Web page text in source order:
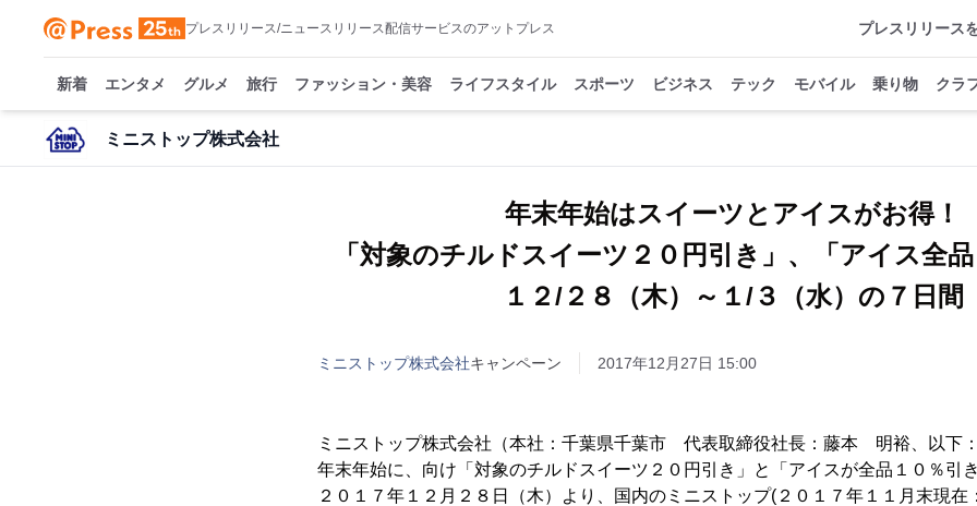
プレスリリース/ニュースリリース配信サービスのアットプレス プレスリリース
新着 エンタメ グルメ 旅行 ファッション・美容 ライフスタイル スポーツ ビジネス テック モバイル 乗り物 クラ
ミニストップ株式会社
年末年始はスイーツとアイスがお得！
「対象のチルドスイーツ２０円引き」、「アイス全品
１２/２８（木）～１/３（水）の７日間
ミニストップ株式会社キャンペーン 2017年12月27日 15:00
ミニストップ株式会社（本社：千葉県千葉市 代表取締役社長：藤本 明裕、以下：
年末年始に、向け「対象のチルドスイーツ２０円引き」と「アイスが全品１０％引
２０１７年１２月２８日（木）より、国内のミニストップ(２０１７年１１月末現在